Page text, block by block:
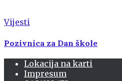
Vijesti
Pozivnica za Dan škole
Lokacija na karti
Impresum